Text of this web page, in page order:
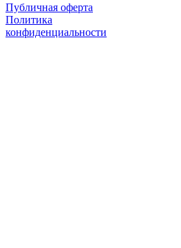
Публичная оферта
Политика
конфиденциальности